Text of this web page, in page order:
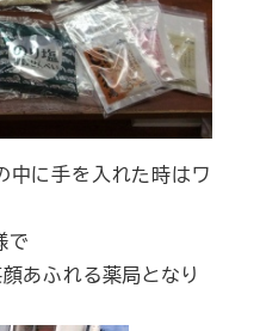
に手を入れた時はワ
で
あふれる薬局となり